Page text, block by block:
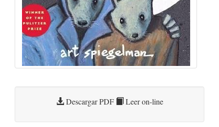
Descargar PDF Leer on-line